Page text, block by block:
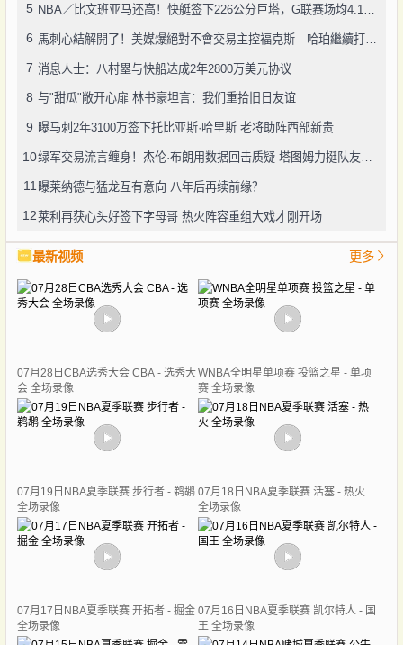
5
6
7 消息人士：八村塁与快船达成2年2800万美元协议
8 与"甜瓜"敞开心扉 林书豪坦言：我们重拾旧日友谊
9 曝马刺2年3100万签下托比亚斯·哈里斯 老将助阵西部新贵
10 绿军交易流言缠身！杰伦·布朗用数据回击质疑 塔图姆力挺队友续约
11 曝莱纳德与猛龙互有意向 八年后再续前缘？
12莱利再获心头好签下字母哥 热火阵容重组大戏才刚开场
最新视频 更多
07月28日CBA选秀大会 CBA - 选秀大
会 全场录像
WNBA全明星单项赛 投篮之星 - 单项
赛 全场录像
07月19日NBA夏季联赛 步行者 - 鹈鹕
全场录像
07月18日NBA夏季联赛 活塞 - 热火
全场录像
07月17日NBA夏季联赛 开拓者 - 掘金
全场录像
07月16日NBA夏季联赛 凯尔特人 - 国
王 全场录像